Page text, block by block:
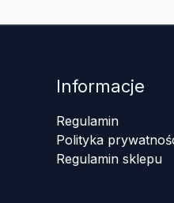
Informacje
Regulamin
Polityka
Regulamin sklepu